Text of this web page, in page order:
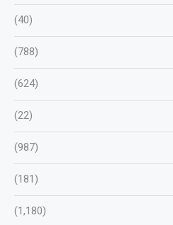
(40)
(788)
(624)
(22)
(987)
(181)
(1,180)